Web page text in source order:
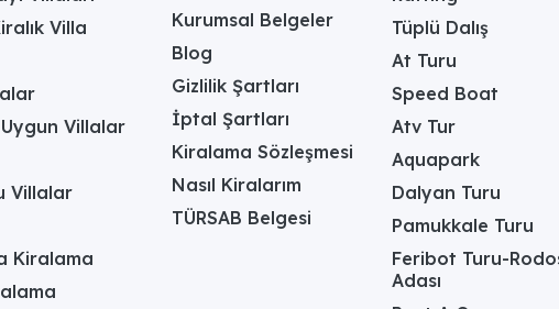
8 m, genişliği 4 m, derinliği 1,50 m'dir.
havuzu yer almaktadır. Dışarıdan görünmeyen
oldukça uygundur.
market 2 km, şehir merkezi 5 km mesafededir.
Villa
Villalar
Villalar
Kiralama
Kurumsal Belgeler
Blog
Gizlilik Şartları
İptal Şartları
Kiralama Sözleşmesi
Nasıl Kiralarım
TÜRSAB Belgesi
Tüplü Dalış
At Turu
Speed Boat
Atv Tur
Aquapark
Dalyan Turu
Pamukkale Turu
Feribot Turu-
Adası